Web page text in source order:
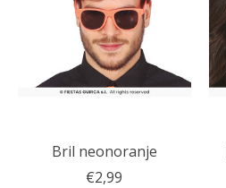
Bril neonoranje
€2,99